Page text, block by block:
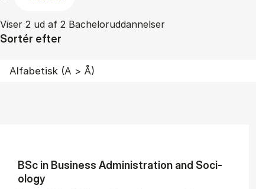
Viser 2 ud af 2 Bacheloruddannelser
Sortér efter
BSc in Busi­ness Ad­min­is­tra­tion and So­ci­
ology